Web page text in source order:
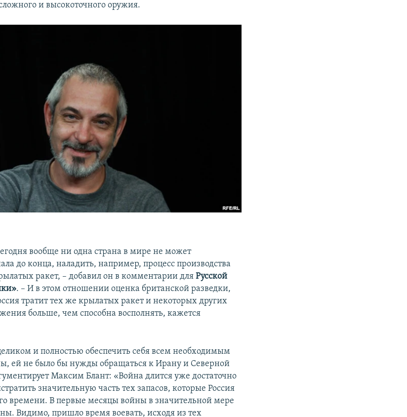
и высокоточного оружия.
вообще ни одна страна в мире не может
до конца, наладить, например, процесс производства
ракет, – добавил он в комментарии дляРусской
. – И в этом отношении оценка британской разведки,
тратит тех же крылатых ракет и некоторых других
больше, чем способна восполнять, кажется
и полностью обеспечить себя всем необходимым
ей не было бы нужды обращаться к Ирану и Северной
Максим Блант: «Война длится уже достаточно
значительную часть тех запасов, которые Россия
времени. В первые месяцы войны в значительной мере
Видимо, пришло время воевать, исходя из тех